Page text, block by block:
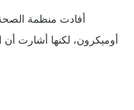
أوميكرون، لكنها أشارت